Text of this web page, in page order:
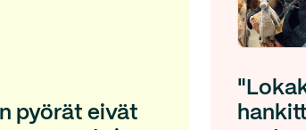
pyörät eivät